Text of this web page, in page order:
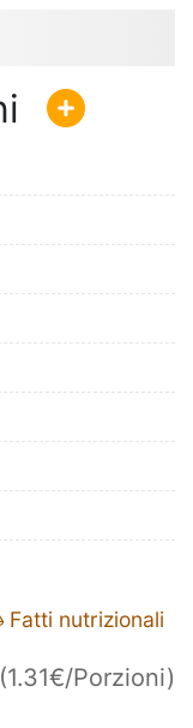
Fatti nutrizionali
(1.31€/Porzioni)